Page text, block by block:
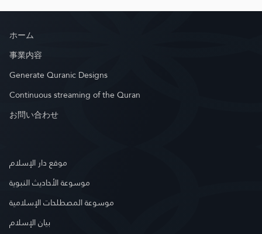
ホーム
事業内容
Generate Quranic Designs
Continuous streaming of the Quran
お問い合わせ
موقع دار الإسلام
موسوعة الأحاديث النبوية
موسوعة المصطلحات الإسلامية
بيان الإسلام